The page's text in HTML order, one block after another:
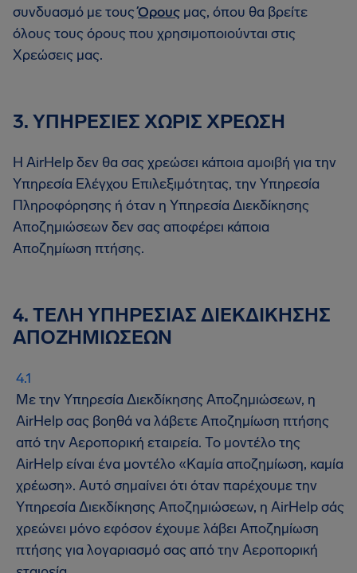
συνδυασμό με τουςΌρους μας, όπου θα βρείτε
όλους τους όρους που χρησιμοποιούνται στις
Χρεώσεις μας.
3. ΥΠΗΡΕΣΙΕΣ ΧΩΡΙΣ ΧΡΕΩΣΗ
Η AirHelp δεν θα σας χρεώσει κάποια αμοιβή για την
Υπηρεσία Ελέγχου Επιλεξιμότητας, την Υπηρεσία
Πληροφόρησης ή όταν η Υπηρεσία Διεκδίκησης
Αποζημιώσεων δεν σας αποφέρει κάποια
Αποζημίωση πτήσης.
4. ΤΕΛΗ ΥΠΗΡΕΣΙΑΣ ΔΙΕΚΔΙΚΗΣΗΣ
ΑΠΟΖΗΜΙΩΣΕΩΝ
Με την Υπηρεσία Διεκδίκησης Αποζημιώσεων, η
AirHelp σας βοηθά να λάβετε Αποζημίωση πτήσης
από την Αεροπορική εταιρεία. Το μοντέλο της
AirHelp είναι ένα μοντέλο «Καμία αποζημίωση, καμία
χρέωση». Αυτό σημαίνει ότι όταν παρέχουμε την
Υπηρεσία Διεκδίκησης Αποζημιώσεων, η AirHelp σάς
χρεώνει μόνο εφόσον έχουμε λάβει Αποζημίωση
πτήσης για λογαριασμό σας από την Αεροπορική